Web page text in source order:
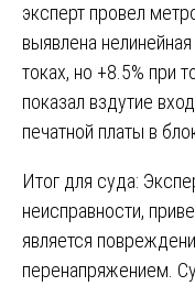
эксперт провел
выявлена
токах, но +8.5% при
показал вздутие
печатной платы в
Итог для суда:
неисправности,
является
перенапряжением.